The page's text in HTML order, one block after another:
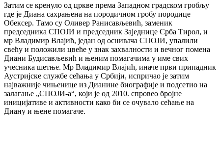
Затим се кренуло од цркве према Западном градском гробљу
где је Диана сахрањена на породичном гробу породице
Обексер. Тамо су Оливер Ранисављевић, заменик
председника СПОЈИ и председник Заједнице Срба Тирол, и
мр Владимир Влајић, један од оснивача СПОЈИ, упалили
свећу и положили цвеће у знак захвалности и вечног помена
Диани Будисављевић и њеним помагачима у име свих
учесника шетње. Мр Владимир Влајић, иначе први припадник
Аустријске службе сећања у Србији, испричао је затим
најважније чињенице из Дианине биографије и подсетио на
залагање „СПОЈИ-а“, који је од 2010. спровео бројне
иницијативе и активности како би се очувало сећање на
Диану и њене помагаче.